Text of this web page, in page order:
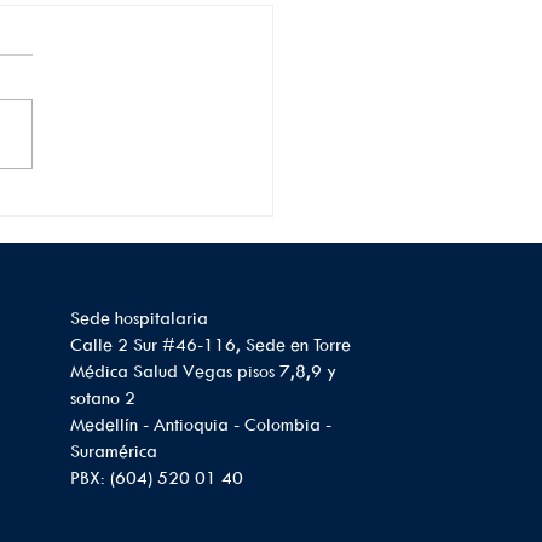
el cáncer de riñón:
Sede hospitalaria
Calle 2 Sur #46-116, Sede en Torre
Médica Salud Vegas pisos 7,8,9 y
sotano 2
Medellín - Antioquia - Colombia -
Suramérica
PBX: (604) 520 01 40